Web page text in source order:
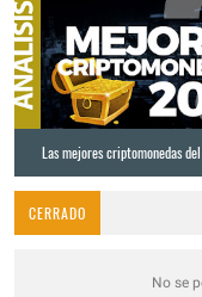
Las mejores criptomonedas
CERRADO
No se